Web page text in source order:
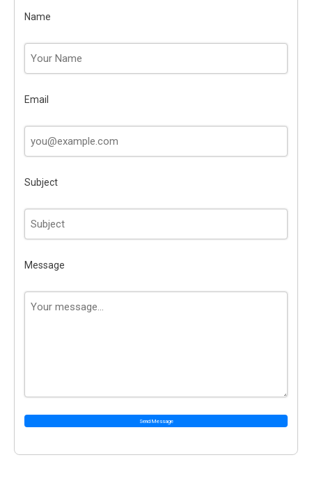
Name
Email
Subject
Message
Send Message